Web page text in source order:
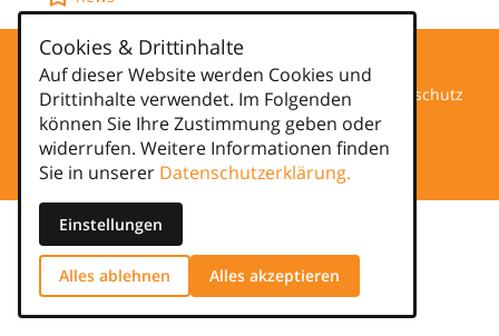
Datenschutz
Impressum
Cookies & Drittinhalte
Auf dieser Website werden Cookies und
Drittinhalte verwendet. Im Folgenden
können Sie Ihre Zustimmung geben oder
widerrufen. Weitere Informationen finden
Sie in unserer Datenschutzerklärung.
Einstellungen
Alles ablehnen Alles akzeptieren